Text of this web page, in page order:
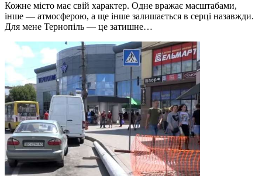
Кожне місто має свій характер. Одне вражає масштабами,
інше — атмосферою, а ще інше залишається в серці назавжди.
Для мене Тернопіль — це затишне…